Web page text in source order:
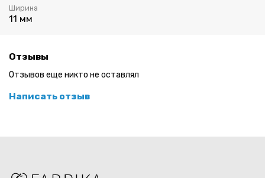
Ширина
11 мм
Отзывы
Отзывов еще никто не оставлял
Написать отзыв